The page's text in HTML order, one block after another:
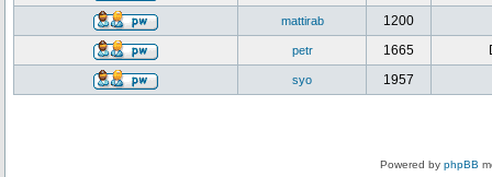
mattirab 1200
petr 1665
syo 1957
Powered by phpBB